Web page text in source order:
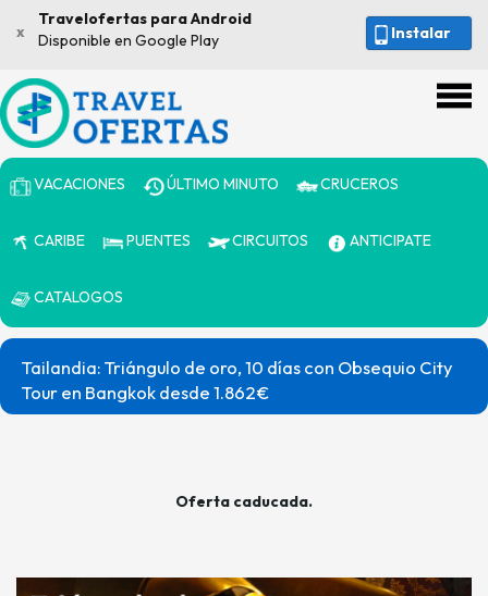
Instalar
x
Travelofertas para Android
Disponible en Google Play
VACACIONES ÚLTIMO MINUTO CRUCEROS
CARIBE PUENTES CIRCUITOS ANTICIPATE
CATALOGOS
Tailandia: Triángulo de oro, 10 días con Obsequio City
Tour en Bangkok desde 1.862€
Oferta caducada.